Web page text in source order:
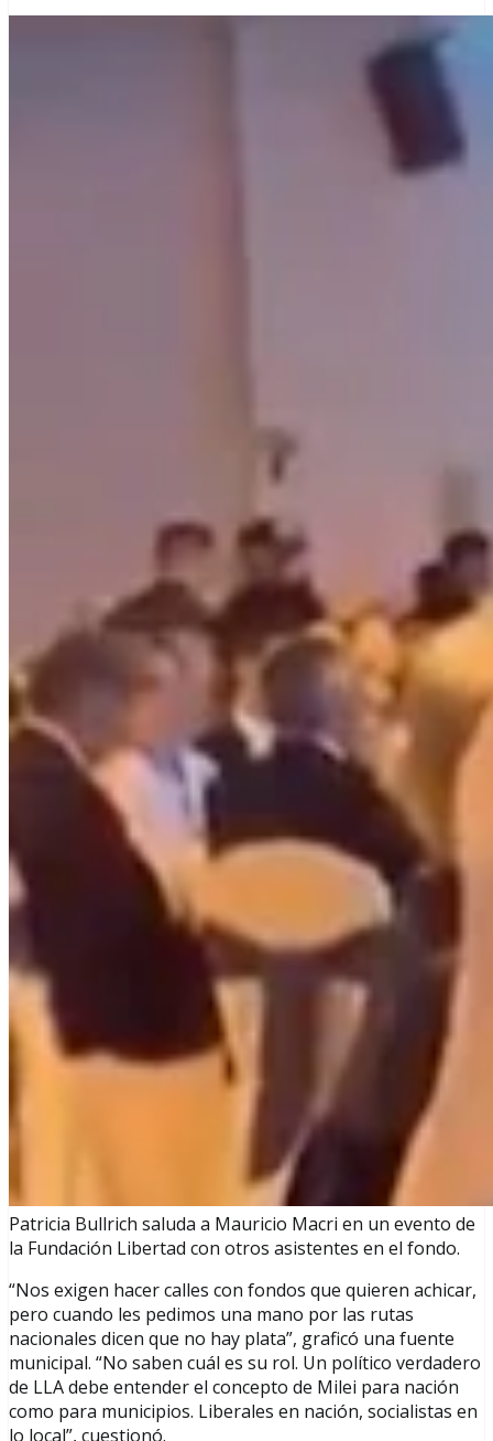
Patricia Bullrich saluda a Mauricio Macri en un evento de
la Fundación Libertad con otros asistentes en el fondo.
“Nos exigen hacer calles con fondos que quieren achicar,
pero cuando les pedimos una mano por las rutas
nacionales dicen que no hay plata”, graficó una fuente
municipal. “No saben cuál es su rol. Un político verdadero
de LLA debe entender el concepto de Milei para nación
como para municipios. Liberales en nación, socialistas en
lo local”, cuestionó.